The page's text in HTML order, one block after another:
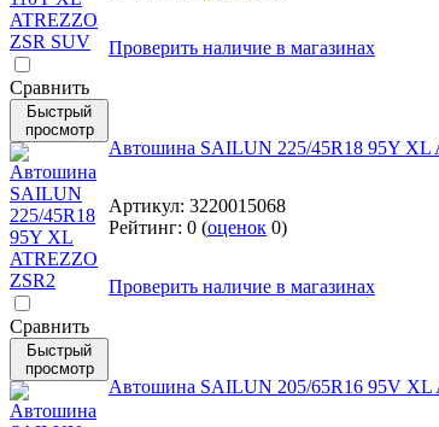
Cравнить
Проверить наличие в магазинах
Быстрый
просмотр
Cравнить
Автошина SAILUN 225/45R18 95Y XL
Артикул: 3220015068
Рейтинг: 0 (оценок 0)
Проверить наличие в магазинах
Быстрый
просмотр
Автошина SAILUN 205/65R16 95V XL